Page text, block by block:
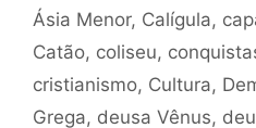
Ásia Menor, Calígula,
Catão, coliseu,
cristianismo, Cultura,
Grega, deusa Vênus,